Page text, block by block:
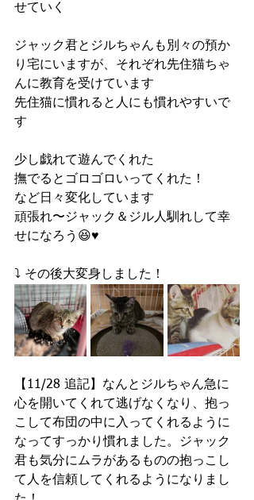
せていく
ジャック君とジルちゃんも別々の預か
り宅にいますが、それぞれ先住猫ちゃ
んに教育を受けています
先住猫に慣れると人にも慣れやすいで
す
少し戯れて遊んでくれた
撫でるとゴロゴロいってくれた！
など日々変化しています
頑張れ〜ジャック＆ジル人馴れして幸
せになろう😆♥
⤵︎ ︎その後大変身しました！
【11/28 追記】なんとジルちゃん急に
心を開いてくれて逃げなくなり、抱っ
こして布団の中に入ってくれるように
なってすっかり慣れました。ジャック
君も気分にムラがあるものの抱っこし
て人を信頼してくれるようになりまし